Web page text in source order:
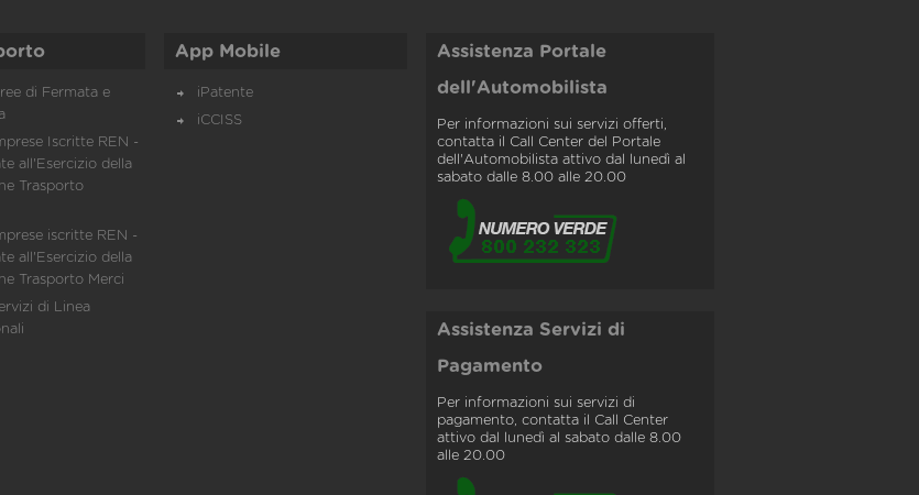
di Fermata e
Iscritte REN -
all'Esercizio della
Trasporto
iscritte REN -
all'Esercizio della
Trasporto Merci
di Linea
App Mobile
iPatente
iCCISS
Assistenza Portale
dell'Automobilista
Per informazioni sui servizi offerti,
contatta il Call Center del Portale
dell'Automobilista attivo dal lunedì al
sabato dalle 8.00 alle 20.00
Assistenza Servizi di
Pagamento
Per informazioni sui servizi di
pagamento, contatta il Call Center
attivo dal lunedì al sabato dalle 8.00
alle 20.00